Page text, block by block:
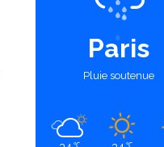
Paris
Pluie soutenue
℃ ℃